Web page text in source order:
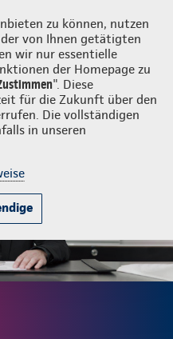
zu können, nutzen
von Ihnen getätigten
wir nur essentielle
der Homepage zu
". Diese
für die Zukunft über den
Die vollständigen
in unseren
Login
Wissenswertes Beratung &